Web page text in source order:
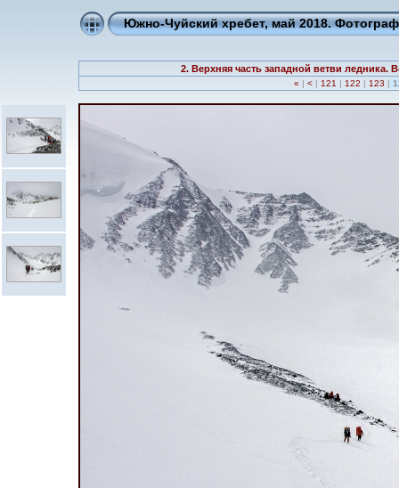
Южно-Чуйский хребет, май 2018.
2. Верхняя часть западной ветви
« | < | 121 | 122 | 123 |